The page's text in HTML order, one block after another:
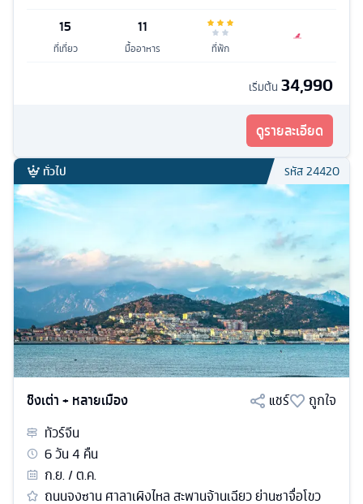
15
ที่เที่ยว
11
มื้ออาหาร ที่พัก
เริ่มต้น 34,990
ดูรายละเอียด
ทั่วไป รหัส24420
ชิงเต่า + หลายเมือง แชร์
ถูกใจ
ทัวร์จีน
6วัน4 คืน
ก.ย. / ต.ค.
ถนนจงซาน ศาลาเผิงไหล สะพานจ้านเฉียว ย่านซาจื่อโขว